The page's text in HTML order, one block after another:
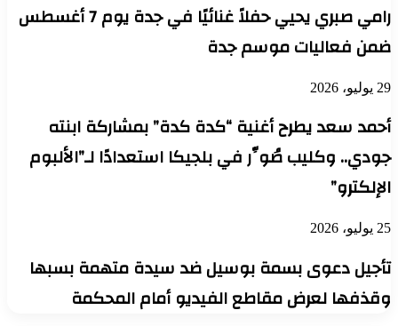
رامي صبري يحيي حفلاً غنائيًا في جدة يوم 7 أغسطس
ضمن فعاليات موسم جدة
29 يوليو، 2026
أحمد سعد يطرح أغنية “كدة كدة” بمشاركة ابنته
جودي.. وكليب صُوِّر في بلجيكا استعدادًا لـ”الألبوم
الإلكترو”
25 يوليو، 2026
تأجيل دعوى بسمة بوسيل ضد سيدة متهمة بسبها
وقذفها لعرض مقاطع الفيديو أمام المحكمة